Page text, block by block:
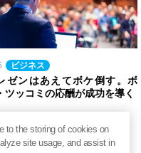
ビジネス
ゼンはあえてボケ倒す。ボ
ツッコミの応酬が成功を導く
to the storing of cookies on
site usage, and assist in